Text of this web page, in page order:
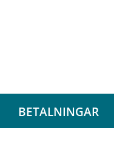
BETALNINGAR